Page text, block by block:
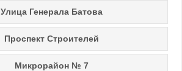
Улица Генерала Батова
Проспект Строителей
Микрорайон № 7